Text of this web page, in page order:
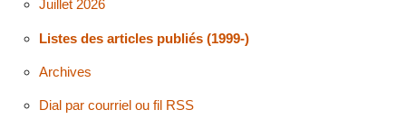
Juillet 2026
Listes des articles publiés (1999-)
Archives
Dial par courriel ou fil RSS